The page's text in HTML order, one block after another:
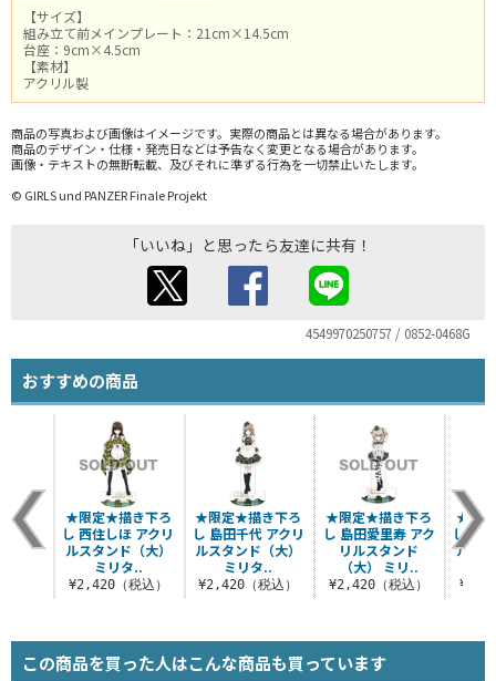
【サイズ】
組み立て前メインプレート：21cm×14.5cm
台座：9cm×4.5cm
【素材】
アクリル製
商品の写真および画像はイメージです。実際の商品とは異なる場合があります。
商品のデザイン・仕様・発売日などは予告なく変更となる場合があります。
画像・テキストの無断転載、及びそれに準ずる行為を一切禁止いたします。
© GIRLS und PANZER Finale Projekt
「いいね」と思ったら友達に共有！
4549970250757 / 0852-0468G
おすすめの商品
★限定★描き下ろ
し 島田千代 アクリ
ルスタンド（大）
ミリタ..
¥2,420（税込）
★限定★描き下ろ
し 島田愛里寿 アク
リルスタンド
（大） ミリ..
¥2,420（税込）
★限
し 西
ルス
★限定★描き下ろ
し 西住しほ アクリ
ルスタンド（大）
ミリタ..
¥2,420（税込）
この商品を買った人はこんな商品も買っています